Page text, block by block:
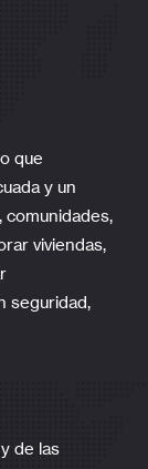
que
y un
comunidades,
viviendas,
seguridad,
de las